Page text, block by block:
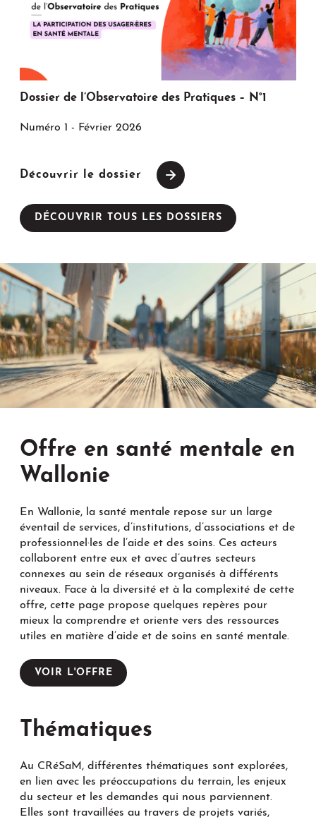
Dossier de l’Observatoire des Pratiques – N°1
Numéro 1 - Février 2026
Découvrir le dossier
DÉCOUVRIR TOUS LES DOSSIERS
Offre en santé mentale en
Wallonie
En Wallonie, la santé mentale repose sur un large
éventail de services, d’institutions, d’associations et de
professionnel·les de l’aide et des soins. Ces acteurs
collaborent entre eux et avec d’autres secteurs
connexes au sein de réseaux organisés à différents
niveaux. Face à la diversité et à la complexité de cette
offre, cette page propose quelques repères pour
mieux la comprendre et oriente vers des ressources
utiles en matière d’aide et de soins en santé mentale.
VOIR L'OFFRE
Thématiques
Au CRéSaM, différentes thématiques sont explorées,
en lien avec les préoccupations du terrain, les enjeux
du secteur et les demandes qui nous parviennent.
Elles sont travaillées au travers de projets variés,